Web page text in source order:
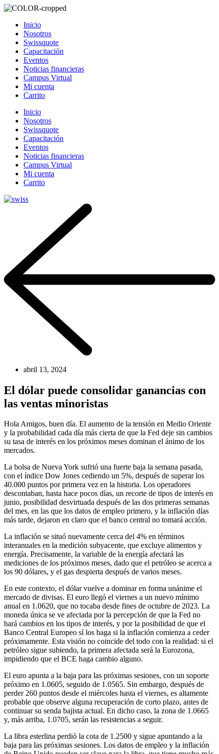
Inicio
Nosotros
Swissquote
Capacitación
Eventos
Noticias financieras
Campus Virtual
Mi cuenta
Carrito
Inicio
Nosotros
Swissquote
Capacitación
Eventos
Noticias financieras
Campus Virtual
Mi cuenta
Carrito
abril 13, 2024
El dólar puede consolidar ganancias con
las ventas minoristas
Hola Amigos, buen día. El aumento de la tensión en Medio Oriente
y la probabilidad cada día más cierta de que la Fed deje sin cambios
su tasa de interés en los próximos meses dominan el ánimo de los
mercados.
La bolsa de Nueva York sufrió una fuerte baja la semana pasada,
con el índice Dow Jones cediendo un 5%, después de superar los
40.000 puntos por primera vez en la historia. Los operadores
descontaban, hasta hace pocos días, un recorte de tipos de interés en
junio, posibilidad desvirtuada después de las dos primeras semanas
del mes, en las que los datos de empleo primero, y la inflación días
más tarde, dejaron en claro que el banco central no tomará acción.
La inflación se situó nuevamente cerca del 4% en términos
interanuales en la medición subyacente, que excluye alimentos y
energía. Precisamente, la variable de la energía afectará las
mediciones de los próximos meses, dado que el petróleo se acerca a
los 90 dólares, y el gas despierta después de varios meses.
En este contexto, el dólar vuelve a dominar en forma unánime el
mercado de divisas. El euro llegó el viernes a un nuevo mínimo
anual en 1.0620, que no tocaba desde fines de octubre de 2023. La
moneda única se ve afectada por la percepción de que la Fed no
hará cambios en los tipos de interés, y por la posibilidad de que el
Banco Central Europeo sí los haga si la inflación comienza a ceder
próximamente. Esta visión no coincide del todo con la realidad: si el
petróleo sigue subiendo, la primera afectada será la Eurozona,
impidiendo que el BCE haga cambio alguno.
El euro apunta a la baja para las próximas sesiones, con un soporte
próximo en 1.0605, seguido de 1.0565. Sin embargo, después de
perder 260 puntos desde el miércoles hasta el viernes, es altamente
probable que observe alguna recuperación de corto plazo, antes de
continuar su senda bajista actual. En dicho caso, la zona de 1.0665
y, más arriba, 1.0705, serán las resistencias a seguir.
La libra esterlina perdió la cota de 1.2500 y sigue apuntando a la
baja para las próximas sesiones. Los datos de empleo y la inflación